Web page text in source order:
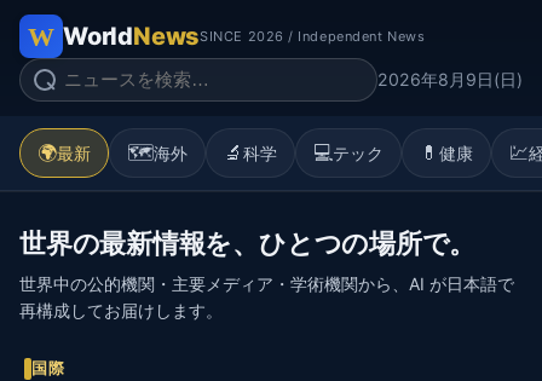
WorldNewsSINCE 2026 / Independent News
2026年8月9日(日)
🌍最新 🗺️海外 🔬 科学 💻テック 💊 健康 💹
世界の最新情報を、ひとつの場所で。
世界中の公的機関・主要メディア・学術機関から、AI が日本語で
再構成してお届けします。
国際